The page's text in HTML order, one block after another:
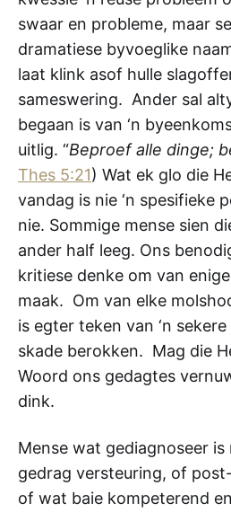
swaar en probleme, maar
dramatiese byvoeglike
laat klink asof hulle
sameswering. Ander sal
begaan is van ‘n
uitlig. “Beproef alle dinge;
Thes 5:21) Wat ek glo die
vandag is nie ‘n spesifieke
nie. Sommige mense sien
ander half leeg. Ons
kritiese denke om van
maak. Om van elke
is egter teken van ‘n
skade berokken. Mag die
Woord ons gedagtes
dink.
Mense wat gediagnoseer
gedrag versteuring, of
of wat baie kompeterend